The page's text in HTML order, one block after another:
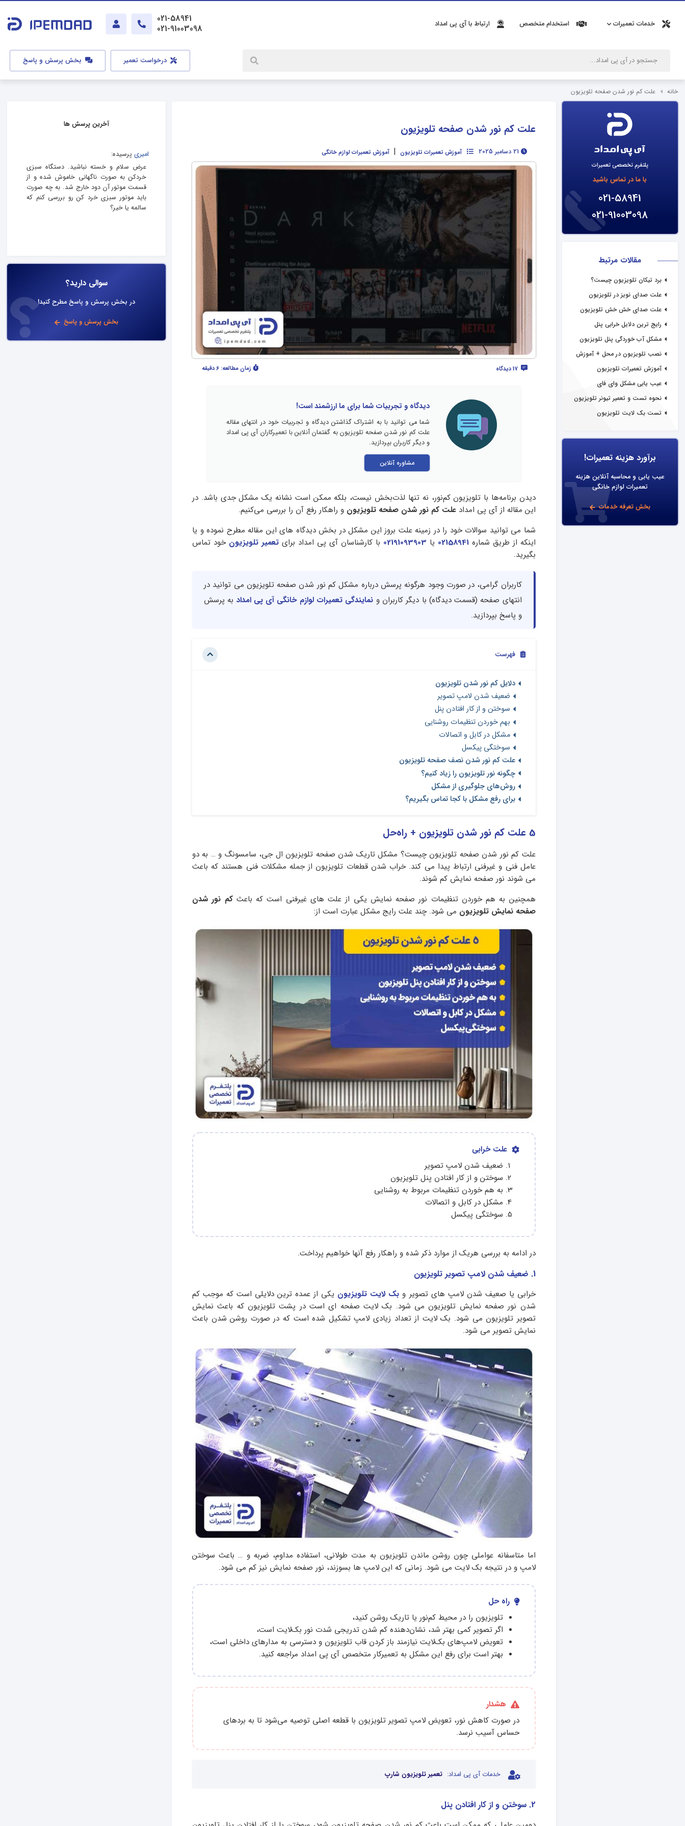
خدمات تعمیرات استخدام متخصص ارتباط با آی پی امداد
021-58941
021-91003098
درخواست تعمیر بخش پرسش و پاسخ
خانه علت کم نور شدن صفحه تلویزیون
پلتفرم تخصصی تعمیرات
با ما در تماس باشید
021-58941
021-91003098
مقالات مرتبط
برد تیکان تلویزیون چیست؟
علت صدای نویز در تلویزیون
علت صدای خش خش تلویزیون
رایج ترین دلایل خرابی پنل
مشکل آب خوردگی پنل تلویزیون
نصب تلویزیون در محل + آموزش
آموزش تعمیرات تلویزیون
عیب یابی مشکل وای فای
نحوه تست و تعمیر تیونر تلویزیون
تست بک لایت تلویزیون
برآورد هزینه تعمیرات!
عیب یابی و محاسبه آنلاین هزینه
تعمیرات لوازم خانگی
بخش تعرفه خدمات
علت کم نور شدن صفحه تلویزیون
آموزش تعمیرات تلویزیون | آموزش تعمیرات لوازم خانگی
17 دیدگاه زمان مطالعه: 6 دقیقه
دیدگاه و تجربیات شما برای ما ارزشمند است!
شما می توانید با به اشتراک گذاشتن دیدگاه و تجربیات خود در انتهای مقاله
علت کم نور شدن صفحه تلویزیون به گفتمان آنلاین با تعمیرکاران آی پی امداد
و دیگر کاربران بپردازید.
مشاوره آنلاین
دیدن برنامه‌ها با تلویزیون کم‌نور، نه تنها لذت‌بخش نیست، بلکه ممکن است نشانه یک مشکل جدی باشد. در
این مقاله از آی پی امدادعلت کم نور شدن صفحه تلویزیون و راهکار رفع آن را بررسی می‌کنیم.
شما می توانید سوالات خود را در زمینه علت بروز این مشکل در بخش دیدگاه های این مقاله مطرح نموده و یا
اینکه از طریق شماره 02158941 یا 02191093903 با کارشناسان آی پی امداد برایتعمیر تلویزیون خود تماس
بگیرید.
کاربران گرامی، در صورت وجود هرگونه پرسش درباره مشکل کم نور شدن صفحه تلویزیون می توانید در
انتهای صفحه (قسمت دیدگاه) با دیگر کاربران و نمایندگی تعمیرات لوازم خانگی آی پی امداد به پرسش
و پاسخ بپردازید.
فهرست
دلایل کم نور شدن تلویزیون
ضعیف شدن لامپ تصویر
سوختن و از کار افتادن پنل
بهم خوردن تنظیمات روشنایی
مشکل در کابل و اتصالات
سوختگی پیکسل
علت کم نور شدن نصف صفحه تلویزیون
چگونه نور تلویزیون را زیاد کنیم؟
روش‌های جلوگیری از مشکل
برای رفع مشکل با کجا تماس بگیریم؟
5 علت کم نور شدن تلویزیون + راه‌حل
علت کم نور شدن صفحه تلویزیون چیست؟ مشکل تاریک شدن صفحه تلویزیون ال جی، سامسونگ و … به دو
عامل فنی و غیرفنی ارتباط پیدا می کند. خراب شدن قطعات تلویزیون از جمله مشکلات فنی هستند که باعث
می شوند نور صفحه نمایش کم شوند.
همچنین به هم خوردن تنظیمات نور صفحه نمایش یکی از علت های غیرفنی است که باعث کم نور شدن
صفحه نمایش تلویزیون می شود. چند علت رایج مشکل عبارت است از:
علت خرابی
ضعیف شدن لامپ تصویر
سوختن و از کار افتادن پنل تلویزیون
به هم خوردن تنظیمات مربوط به روشنایی
مشکل در کابل و اتصالات
سوختگی پیکسل
در ادامه به بررسی هریک از موارد ذکر شده و راهکار رفع آنها خواهیم پرداخت.
1. ضعیف شدن لامپ تصویر تلویزیون
خرابی یا صعیف شدن لامپ های تصویر و بک لایت تلویزیون یکی از عمده ترین دلایلی است که موجب کم
شدن نور صفحه نمایش تلویزیون می شود‌. بک لایت صفحه ای است در پشت تلویزیون که باعث نمایش
تصویر تلویزیون می شود. بک لایت از تعداد زیادی لامپ تشکیل شده است که در صورت روشن شدن باعث
نمایش تصویر می شود.
اما متاسفانه عواملی چون روشن ماندن تلویزیون به مدت طولانی، استفاده مداوم، ضربه و … باعث سوختن
لامپ و در نتیجه بک لایت می شود. زمانی که این لامپ ها بسوزند، نور صفحه نمایش نیز کم می شود.
راه حل
تلویزیون را در محیط کم‌نور یا تاریک روشن کنید،
اگر تصویر کمی بهتر شد، نشان‌دهنده کم شدن تدریجی شدت نور بک‌لایت است،
تعویض لامپ‌های بک‌لایت نیازمند باز کردن قاب تلویزیون و دسترسی به مدارهای داخلی است،
بهتر است برای رفع این مشکل به تعمیرکار متخصص آی پی امداد مراجعه کنید.
هشدار
در صورت کاهش نور، تعویض لامپ تصویر تلویزیون با قطعه اصلی توصیه می‌شود تا به بردهای
حساس آسیب نرسد.
خدمات آی پی امداد: تعمیر تلویزیون شارپ
2. سوختن و از کار افتادن پنل
آخرین پرسش ها
امیری پرسیده:
عرض سلام و خسته نباشید. دستگاه سبزی
خردکن به صورت ناگهانی خاموش شده و از
قسمت موتور آن دود خارج شد. به چه صورت
باید موتور سبزی خرد کن رو بررسی کنم که
سالمه یا خیر؟
سوالی دارید؟
در بخش پرسش و پاسخ مطرح کنید!
بخش پرسش و پاسخ